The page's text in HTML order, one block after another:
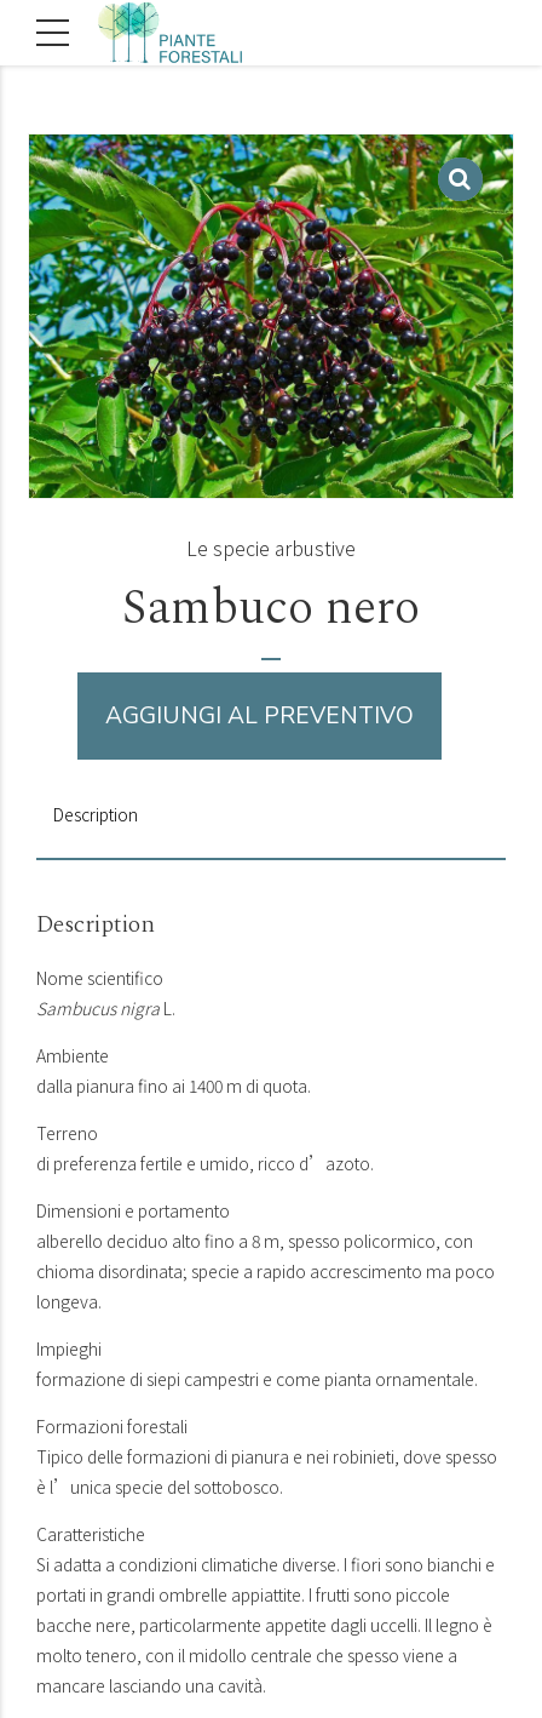
Le specie arbustive
Sambuco nero
AGGIUNGI AL PREVENTIVO
Description
Description
Nome scientifico
Sambucus nigra L.
Ambiente
dalla pianura fino ai 1400 m di quota.
Terreno
di preferenza fertile e umido, ricco d’azoto.
Dimensioni e portamento
alberello deciduo alto fino a 8 m, spesso policormico, con
chioma disordinata; specie a rapido accrescimento ma poco
longeva.
Impieghi
formazione di siepi campestri e come pianta ornamentale.
Formazioni forestali
Tipico delle formazioni di pianura e nei robinieti, dove spesso
è l’unica specie del sottobosco.
Caratteristiche
Si adatta a condizioni climatiche diverse. I fiori sono bianchi e
portati in grandi ombrelle appiattite. I frutti sono piccole
bacche nere, particolarmente appetite dagli uccelli. Il legno è
molto tenero, con il midollo centrale che spesso viene a
mancare lasciando una cavità.